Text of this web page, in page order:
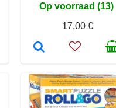
Op voorraad (13)
17,00 €